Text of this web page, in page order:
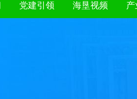
党建引领 海垦视频 产